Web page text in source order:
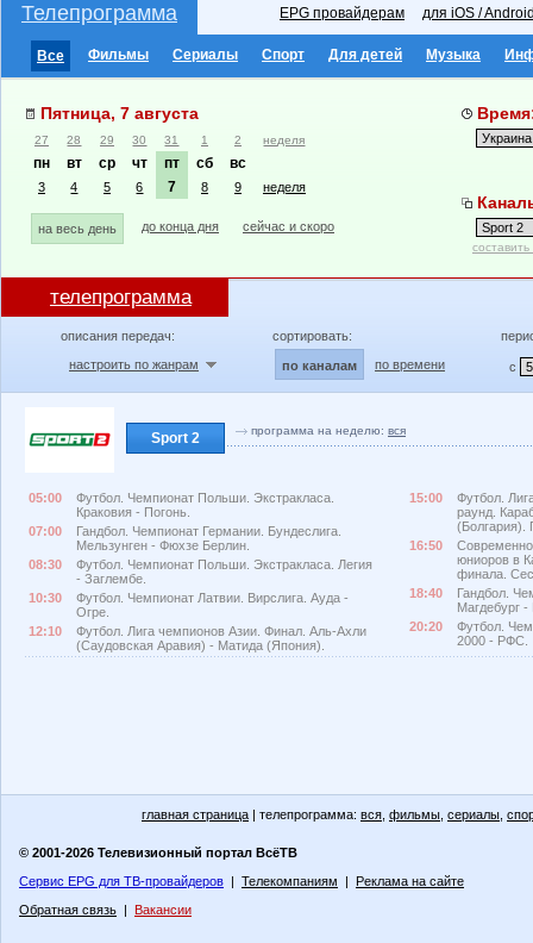
Телепрограмма EPG провайдерам для iOS /
Все Фильмы Сериалы Спорт Для детей Музыка
Пятница, 7 августа
27 28 29 30 31 1 2 неделя
пн вт ср чт пт сб вс
3 4 5 6 7 8 9 неделя
на весь день до конца дня сейчас и скоро
телепрограмма
описания передач:
настроить по жанрам
сортировать:
по каналам по времени с
Sport 2 программа на неделю: вся
05:00
Футбол. Чемпионат Польши. Экстракласа.
Краковия - Погонь.
07:00
Гандбол. Чемпионат Германии. Бундеслига.
Мельзунген - Фюхзе Берлин.
08:30
Футбол. Чемпионат Польши. Экстракласа. Легия
- Заглембе.
10:30
Футбол. Чемпионат Латвии. Вирслига. Ауда -
Огре.
12:10
Футбол. Лига чемпионов Азии. Финал. Аль-Ахли
(Саудовская Аравия) - Матида (Япония).
15:00
Футбол.
раунд.
(Болгария).
16:50
юниоров в
финала.
18:40
Гандбол.
Магдебург
20:20
Футбол.
2000 - РФС.
главная страница | телепрограмма: вся фильмы сериалы
© 2001-2026 Телевизионный портал ВсёТВ
Сервис EPG для ТВ-провайдеров | Телекомпаниям | Реклама на сайте
Обратная связь | Вакансии